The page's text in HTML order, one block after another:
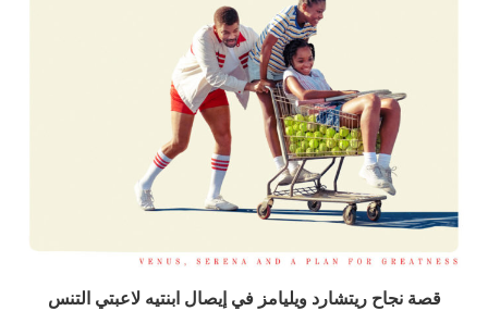
قصة نجاح ريتشارد ويليامز في إيصال ابنتيه لاعبتي التنس